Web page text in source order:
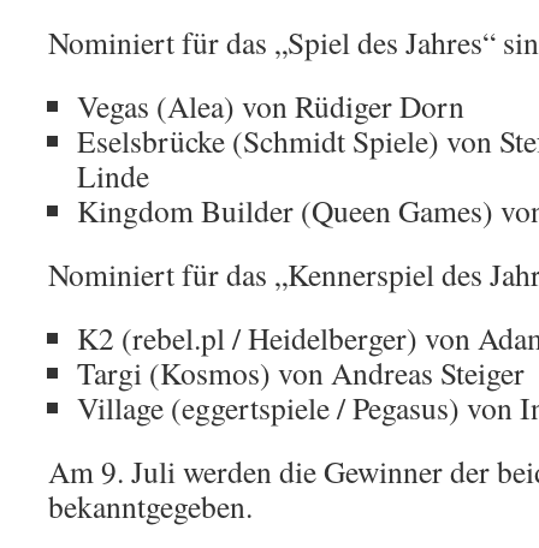
Nominiert für das „Spiel des Jahres“
Vegas (Alea) von Rüdiger Dorn
Eselsbrücke (Schmidt Spiele) von
Linde
Kingdom Builder (Queen Games)
Nominiert für das „Kennerspiel des
K2 (rebel.pl / Heidelberger) von
Targi (Kosmos) von Andreas Steiger
Village (eggertspiele / Pegasus) von
Am 9. Juli werden die Gewinner der
bekanntgegeben.